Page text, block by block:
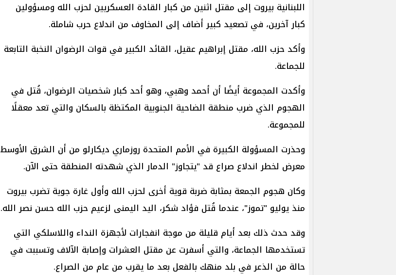
اللبنانية بيروت إلى مقتل اثنين من كبار القادة العسكريين لحزب الله ومسؤولين
كبار آخرين، في تصعيد كبير أضاف إلى المخاوف من اندلاع حرب شاملة.
وأكد حزب الله، مقتل إبراهيم عقيل، القائد الكبير في قوات الرضوان النخبة التابعة
للجماعة.
وأكدت المجموعة أيضًا أن أحمد وهبي، وهو أحد كبار شخصيات الرضوان، قُتل في
الهجوم الذي ضرب منطقة الضاحية الجنوبية المكتظة بالسكان والتي تعد معقلًا
للمجموعة.
وحذرت المسؤولة الكبيرة في الأمم المتحدة روزماري ديكارلو من أن الشرق الأوسط
معرض لخطر اندلاع صراع قد "يتجاوز" الدمار الذي شهدته المنطقة حتى الآن.
وكان هجوم الجمعة بمثابة ضربة قوية أخرى لحزب الله وأول غارة جوية تضرب بيروت
منذ يوليو "تموز"، عندما قُتل فؤاد شكر، اليد اليمنى لزعيم حزب الله حسن نصر الله.
وقد حدث ذلك بعد أيام قليلة من موجة انفجارات لأجهزة النداء واللاسلكي التي
تستخدمها الجماعة، والتي أسفرت عن مقتل العشرات وإصابة الآلاف وتسببت في
حالة من الذعر في بلد منهك بالفعل بعد ما يقرب من عام من الصراع.